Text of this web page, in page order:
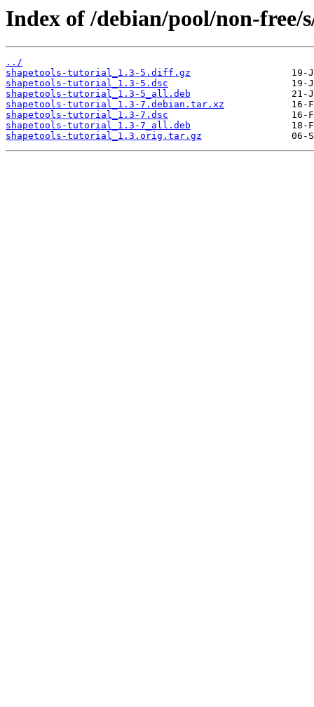
Index of /debian/pool/non-free/
../
shapetools-tutorial_1.3-5.diff.gz
shapetools-tutorial_1.3-5.dsc
shapetools-tutorial_1.3-5_all.deb
shapetools-tutorial_1.3-7.debian.tar.xz
shapetools-tutorial_1.3-7.dsc
shapetools-tutorial_1.3-7_all.deb
shapetools-tutorial_1.3.orig.tar.gz